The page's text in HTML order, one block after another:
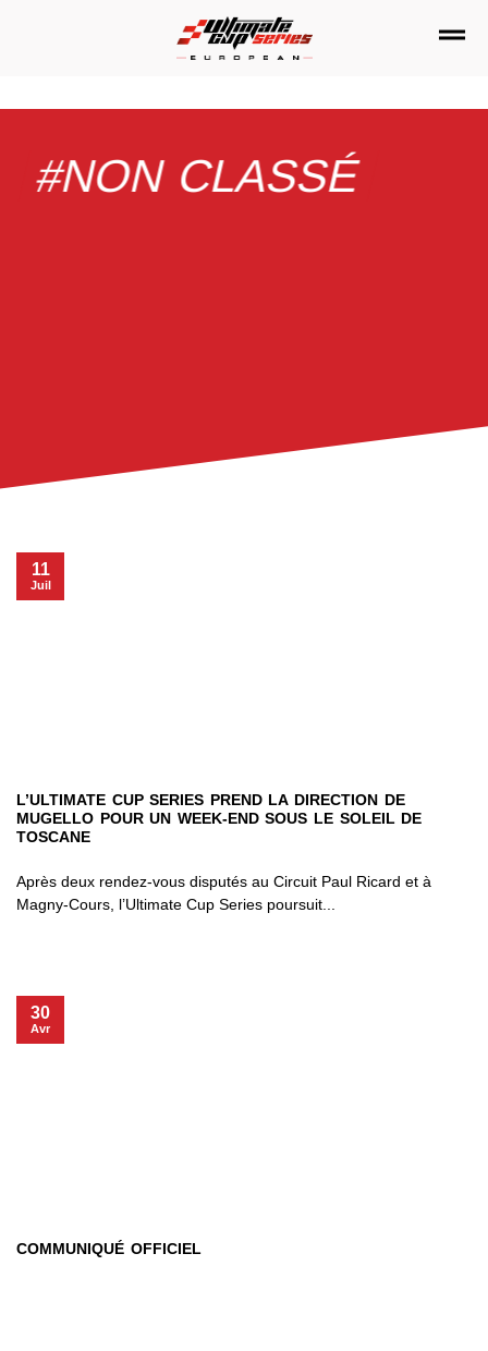
#NON CLASSÉ
L’ULTIMATE CUP SERIES PREND LA DIRECTION DE
MUGELLO POUR UN WEEK-END SOUS LE SOLEIL DE
TOSCANE
Après deux rendez-vous disputés au Circuit Paul Ricard et à
Magny-Cours, l’Ultimate Cup Series poursuit...
11
Juil
COMMUNIQUÉ OFFICIEL
30
Avr